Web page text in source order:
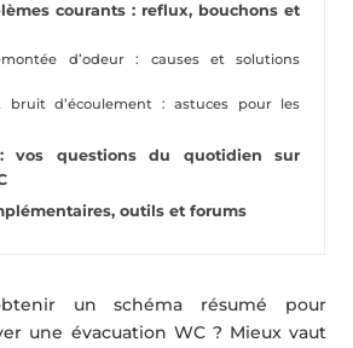
courants : reflux, bouchons et
d’odeur : causes et solutions
bruit d’écoulement : astuces pour les
vos questions du quotidien sur
outils et forums
un schéma résumé pour
une évacuation WC ? Mieux vaut